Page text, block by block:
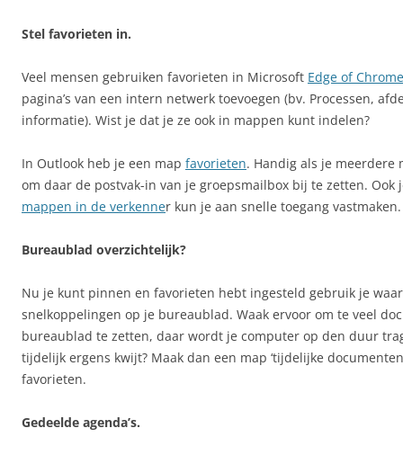
Stel favorieten in.
Veel mensen gebruiken favorieten in Microsoft Edge of Chrome
pagina’s van een intern netwerk toevoegen (bv. Processen,
informatie). Wist je dat je ze ook in mappen kunt indelen?
In Outlook heb je een map favorieten. Handig als je meerdere
om daar de postvak-in van je groepsmailbox bij te zetten. Ook
mappen in de verkenner kun je aan snelle toegang vastmaken.
Bureaublad overzichtelijk?
Nu je kunt pinnen en favorieten hebt ingesteld gebruik je
snelkoppelingen op je bureaublad. Waak ervoor om te veel
bureaublad te zetten, daar wordt je computer op den duur
tijdelijk ergens kwijt? Maak dan een map ‘tijdelijke
favorieten.
Gedeelde agenda’s.